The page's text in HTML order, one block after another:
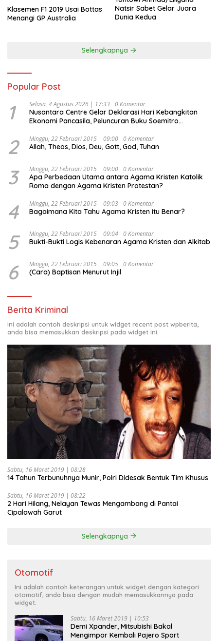
Klasemen F1 2019 Usai Bottas
Menangi GP Australia
Natsir Sabet Gelar Juara
Dunia Kedua
Selengkapnya
Popular Post
1 Selasa, 4 Agustus 2026 | 17:33 0 Komentar
Nusantara Centre Gelar Deklarasi Hari Kebangkitan
Ekonomi Pancasila, Peluncuran Buku Soemitro
Ekonomi Politik Indonesia) & Simposium Nasional
“Urgensi Undang-Undang Perekonomian Nasional dan
Indonesia Emas 2045”,
2 Minggu, 22 Februari 2015 | 09:00 0 Komentar
Allah, Theos, Dios, Deu, Gott, God, Tuhan
3 Minggu, 22 Februari 2015 | 09:00 0 Komentar
Apa Perbedaan Utama antara Agama Kristen Katolik
Roma dengan Agama Kristen Protestan?
4 Minggu, 22 Februari 2015 | 09:03 0 Komentar
Bagaimana Kita Tahu Agama Kristen itu Benar?
5 Minggu, 22 Februari 2015 | 09:04 0 Komentar
Bukti-Bukti Logis Kebenaran Agama Kristen dan Alkitab
6 Minggu, 22 Februari 2015 | 09:05 0 Komentar
(Cara) Baptisan Menurut Injil
Berita Kriminal
Ini adalah contoh deskripsi untuk widget recent post wpberita,
anda bisa memasukkan deskripsi pada widget ini.
Sabtu, 16 Maret 2019 | 08:28
14 Tahun Terbunuhnya Munir, Polri Didesak Bentuk Tim Khusus
Sabtu, 16 Maret 2019 | 08:22
2 Hari Hilang, Nelayan Tewas Mengambang di Pantai
Cipalawah Garut
Selengkapnya
Otomotif
Ini adalah contoh keterangan untuk widget dengan kategori
otomotif, anda bisa dengan mudah memasukkannya pada
widget.
Sabtu, 16 Maret 2019 | 10:53
Demi Xpander, Mitsubishi Bakal
Mengimpor Kembali Pajero Sport